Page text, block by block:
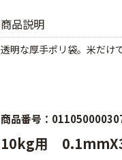
商品説明
透明な厚手ポリ袋。米だけ
商品番号：
10kg用